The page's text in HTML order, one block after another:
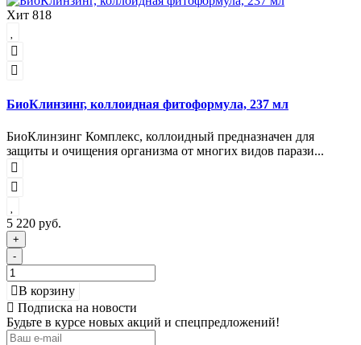
Хит 818
БиоКлинзинг, коллоидная фитоформула, 237 мл
БиоКлинзинг Комплекс, коллоидный предназначен для
защиты и очищения организма от многих видов парази...
5 220 руб.
+
-
В корзину
Подписка на новости
Будьте в курсе новых акций и спецпредложений!